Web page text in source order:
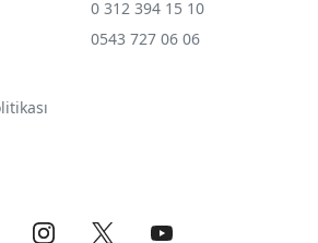
0 312 394 15 10
0543 727 06 06